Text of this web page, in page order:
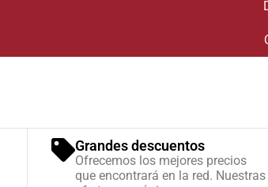
Grandes descuentos
Ofrecemos los mejores precios
que encontrará en la red. Nuestras